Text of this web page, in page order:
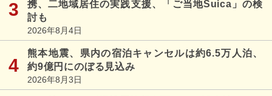
携、二地域居住の実践支援、「ご当地Suica」の検
討も
2026年8月4日
熊本地震、県内の宿泊キャンセルは約6.5万人泊、
約9億円にのぼる見込み
2026年8月3日